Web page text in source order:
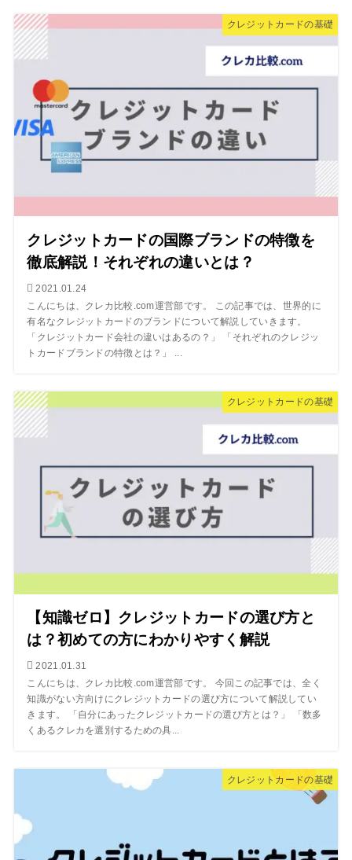
クレジットカードの基礎
クレジットカードの国際ブランドの特徴を
徹底解説！それぞれの違いとは？
2021.01.24
こんにちは、クレカ比較.com運営部です。 この記事では、世界的に
有名なクレジットカードのブランドについて解説していきます。
「クレジットカード会社の違いはあるの？」 「それぞれのクレジッ
トカードブランドの特徴とは？」 ...
クレジットカードの基礎
【知識ゼロ】クレジットカードの選び方と
は？初めての方にわかりやすく解説
2021.01.31
こんにちは、クレカ比較.com運営部です。 今回この記事では、全く
知識がない方向けにクレジットカードの選び方について解説してい
きます。 「自分にあったクレジットカードの選び方とは？」 「数多
くあるクレカを選別するための具...
クレジットカードの基礎